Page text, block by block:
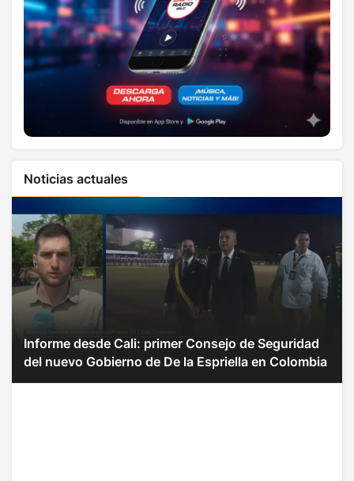
Noticias actuales
Informe desde Cali: primer Consejo de Seguridad
del nuevo Gobierno de De la Espriella en Colombia